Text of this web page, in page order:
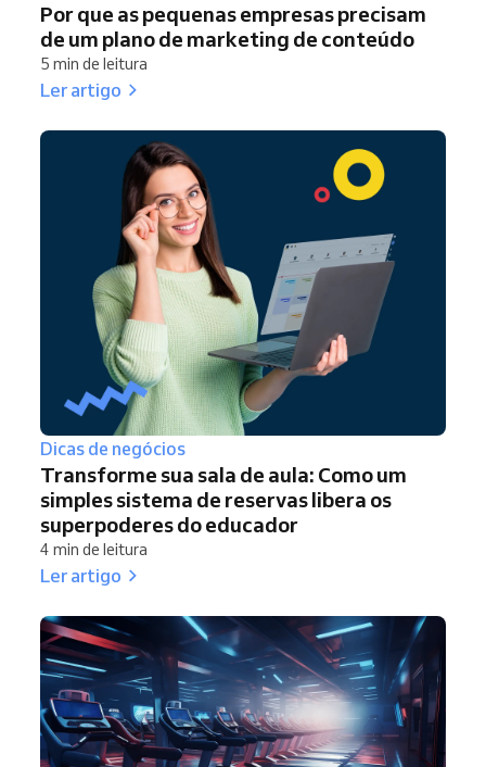
Por que as pequenas empresas precisam
de um plano de marketing de conteúdo
5 min de leitura
Ler artigo
Dicas de negócios
Transforme sua sala de aula: Como um
simples sistema de reservas libera os
superpoderes do educador
4 min de leitura
Ler artigo